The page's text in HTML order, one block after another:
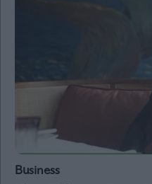
Business